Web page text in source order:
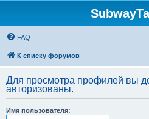
FAQ
К списку форумов
Для просмотра профилей вы
авторизованы.
Имя пользователя: